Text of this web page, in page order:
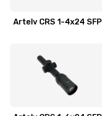
Artelv CRS 1-4x24 SFP